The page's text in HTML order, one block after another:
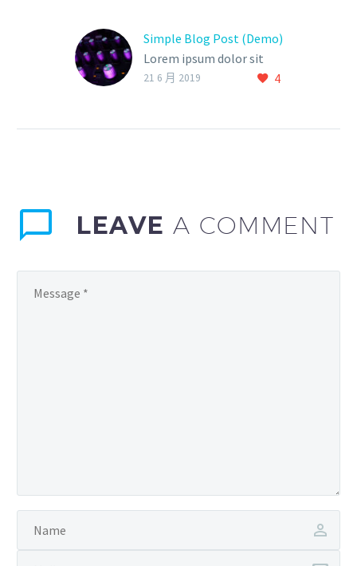
Simple Blog Post (Demo)
Lorem ipsum dolor sit
ametcon sectetur
4
21 6 月 2019
LEAVE A COMMENT